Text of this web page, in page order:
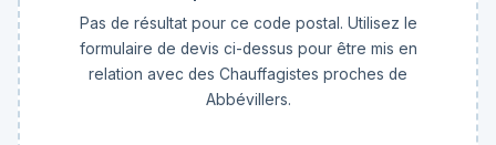
Pas de résultat pour ce code postal. Utilisez le
formulaire de devis ci-dessus pour être mis en
relation avec des Chauffagistes proches de
Abbévillers.